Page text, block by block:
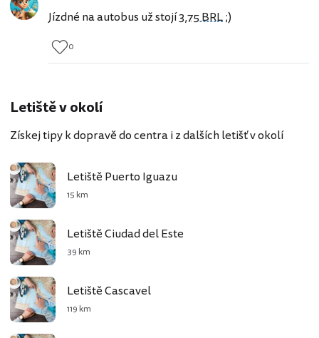
Jízdné na autobus už stojí3,75 BRL;)
0
Letiště v okolí
Získej tipy k dopravě do centra i z dalších letišť v okolí
Letiště Puerto Iguazu
15 km
Letiště Ciudad del Este
39 km
Letiště Cascavel
119 km